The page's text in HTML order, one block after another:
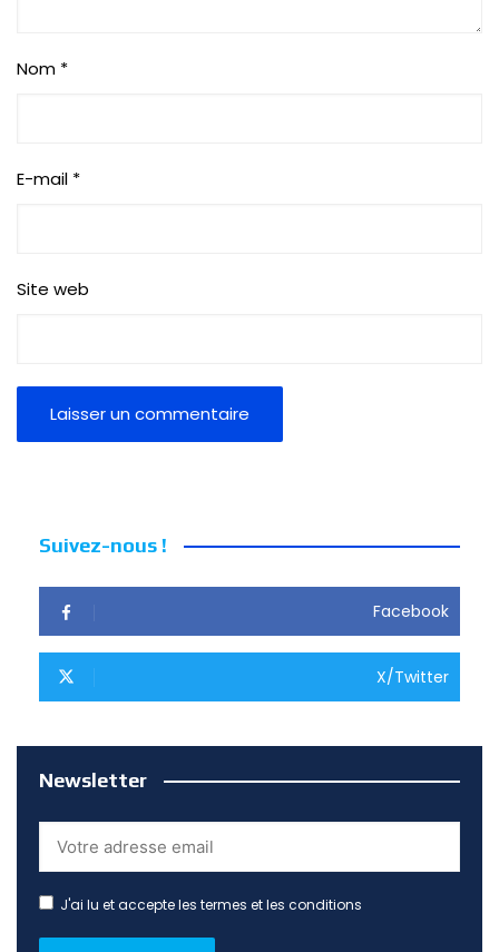
Nom *
E-mail *
Site web
Suivez-nous !
Facebook
X/Twitter
Newsletter
J'ai lu et accepte les termes et les conditions